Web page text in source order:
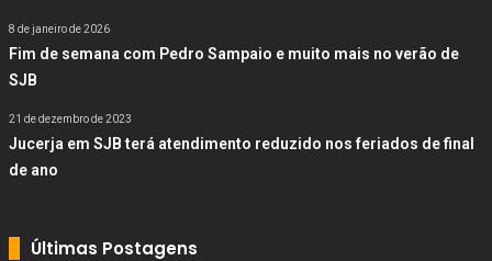
8 de janeiro de 2026
Fim de semana com Pedro Sampaio e muito mais no verão de
SJB
21 de dezembro de 2023
Jucerja em SJB terá atendimento reduzido nos feriados de final
de ano
Últimas Postagens